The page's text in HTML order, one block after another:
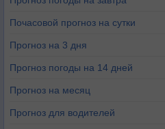
Почасовой прогноз на сутки
Прогноз на 3 дня
Прогноз погоды на 14 дней
Прогноз на месяц
Прогноз для водителей